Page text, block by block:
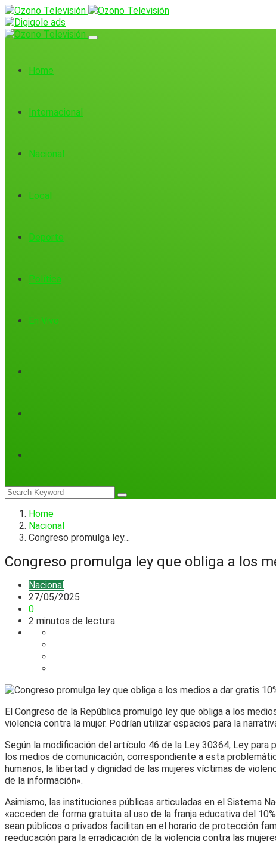
Home
Internacional
Nacional
Local
Deporte
Política
En Vivo
Home
Nacional
Congreso promulga ley…
Congreso promulga ley que obliga a los
Nacional
27/05/2025
0
2 minutos de lectura
El Congreso de la República promulgó ley que obliga a los
violencia contra la mujer. Podrían utilizar espacios para la
Según la modificación del artículo 46 de la Ley 30364, Ley para
los medios de comunicación, correspondiente a esta
humanos, la libertad y dignidad de las mujeres víctimas de
de la información».
Asimismo, las instituciones públicas articuladas en el Sistema
«acceden de forma gratuita al uso de la franja educativa del
sean públicos o privados facilitan en el horario de protección
reeducación para la erradicación de la violencia contra las